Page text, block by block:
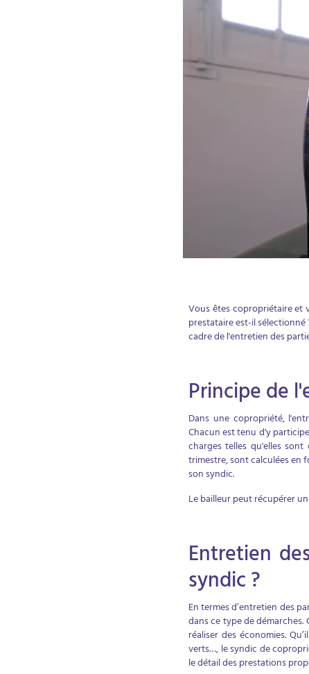
Vous êtes copropriétaire et
prestataire est-il
cadre de l'entretien des
Principe de
Dans une copropriété,
Chacun est tenu d'y
charges telles qu'elles
trimestre, sont calculées en
son syndic.
Le bailleur peut récupérer
Entretien
syndic ?
En termes d’entretien des
dans ce type de
réaliser des économies.
verts…, le syndic de
le détail des prestations